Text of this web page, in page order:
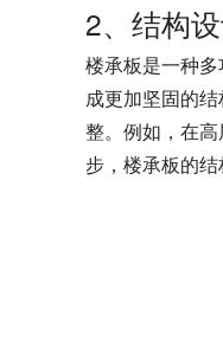
2、结构
楼承板是一种
成更加坚固的
整。例如，在
步，楼承板的